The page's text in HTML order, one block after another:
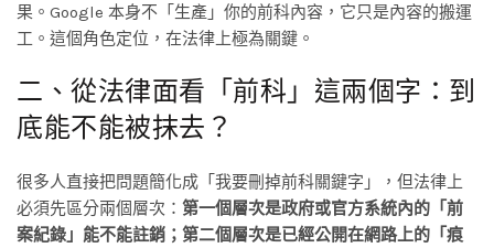
果。Google 本身不「生產」你的前科內容，它只是內容的搬運
工。這個角色定位，在法律上極為關鍵。
二、從法律面看「前科」這兩個字：到
底能不能被抹去？
很多人直接把問題簡化成「我要刪掉前科關鍵字」，但法律上
必須先區分兩個層次： 第一個層次是政府或官方系統內的「前
案紀錄」能不能註銷；第二個層次是已經公開在網路上的「痕